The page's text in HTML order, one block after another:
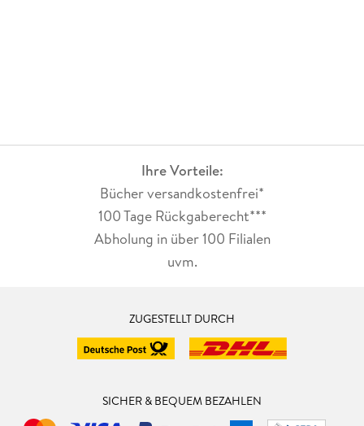
Ihre Vorteile:
Bücher versandkostenfrei*
100 Tage Rückgaberecht***
Abholung in über 100 Filialen
uvm.
ZUGESTELLT DURCH
SICHER & BEQUEM BEZAHLEN